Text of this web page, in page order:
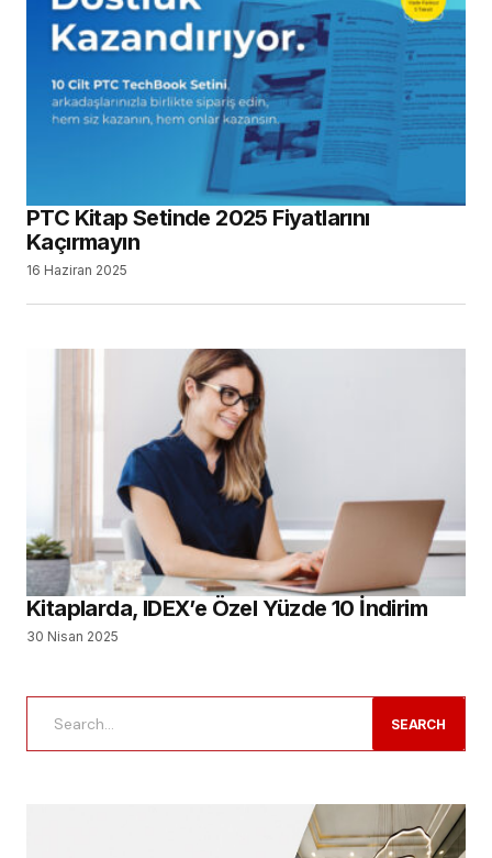
PTC Kitap Setinde 2025 Fiyatlarını
Kaçırmayın
16 Haziran 2025
Kitaplarda, IDEX’e Özel Yüzde 10 İndirim
30 Nisan 2025
SEARCH